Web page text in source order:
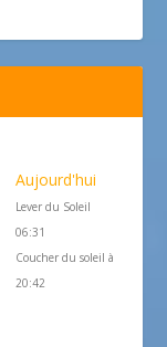
Aujourd'hui
Lever du Soleil
06:31
Coucher du soleil à
20:42